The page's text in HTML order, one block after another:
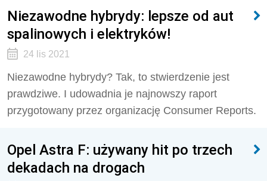
Niezawodne hybrydy: lepsze od aut
spalinowych i elektryków!
24 lis 2021
Niezawodne hybrydy? Tak, to stwierdzenie jest
prawdziwe. I udowadnia je najnowszy raport
przygotowany przez organizację Consumer Reports.
Opel Astra F: używany hit po trzech
dekadach na drogach